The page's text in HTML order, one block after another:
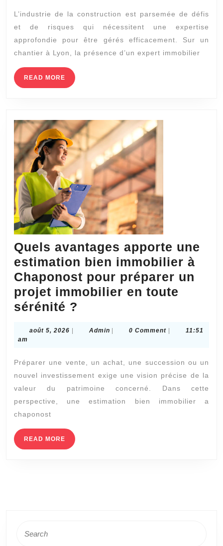
à
Lyon
Contribue
Risques
sur
un
Chantier
?
L’industrie de la construction est parsemée de défis
et de risques qui nécessitent une expertise
approfondie pour être gérés efficacement. Sur un
chantier à Lyon, la présence d’un expert immobilier
READ MORE READ
MORE
Quels avantages apporte une
estimation bien immobilier à
Chaponost pour préparer un
projet immobilier en toute
sérénité ?
apporte
estimation
bien
immobilier
août 5, 2026 août
| AdminAdmin
| 0 Comment |
11:51
am
Préparer une vente, un achat, une succession ou un
nouvel investissement exige une vision précise de la
valeur du patrimoine concerné. Dans cette
perspective, une estimation bien immobilier a
chaponost
READ MORE READ
MORE
for: